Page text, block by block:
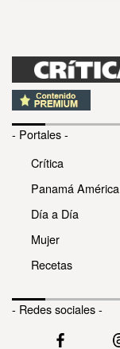
- Portales -
Crítica
Panamá América
Día a Día
Mujer
Recetas
- Redes sociales -